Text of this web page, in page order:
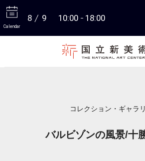
Calendar
8 9 10:00 18:00
コレクション・ギャラ
バルビゾンの風景/十